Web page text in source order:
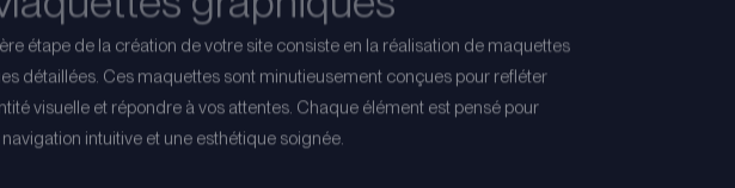
étape de la création de votre site consiste en la réalisation de maquettes
détaillées. Ces maquettes sont minutieusement conçues pour refléter
visuelle et répondre à vos attentes. Chaque élément est pensé pour
navigation intuitive et une esthétique soignée.